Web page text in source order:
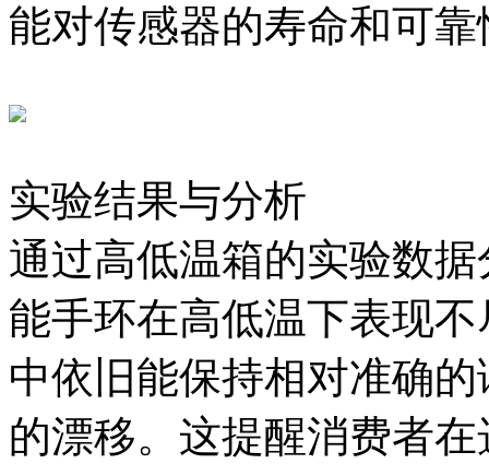
能对传感器的寿命和可
实验结果与分析
通过高低温箱的实验数
能手环在高低温下表现
中依旧能保持相对准确
的漂移。这提醒消费者